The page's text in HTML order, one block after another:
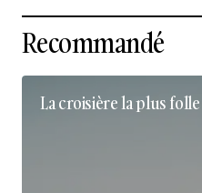
Recommandé
La croisière la plus folle